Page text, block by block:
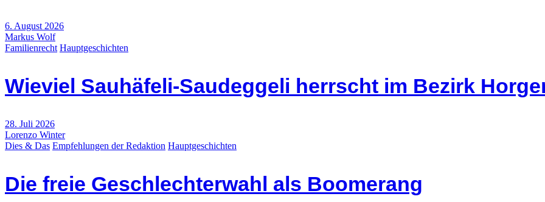
6. August 2026
Markus Wolf
Familienrecht Hauptgeschichten
Wieviel Sauhäfeli-Saudeggeli herrscht im Bezirk
28. Juli 2026
Lorenzo Winter
Dies & Das Empfehlungen der Redaktion Hauptgeschichten
Die freie Geschlechterwahl als Boomerang